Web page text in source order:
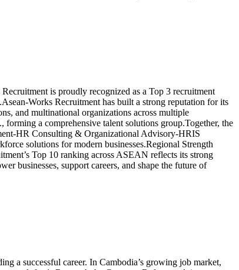
is proudly recognized as a Top 3 recruitment
Works Recruitment has built a strong reputation for its
and multinational organizations across multiple
a comprehensive talent solutions group.Together, the
HR Consulting & Organizational Advisory-HRIS
solutions for modern businesses.Regional Strength
Top 10 ranking across ASEAN reflects its strong
businesses, support careers, and shape the future of
a successful career. In Cambodia’s growing job market,